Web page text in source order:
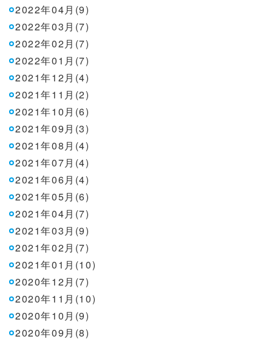
2022年04月(9)
2022年03月(7)
2022年02月(7)
2022年01月(7)
2021年12月(4)
2021年11月(2)
2021年10月(6)
2021年09月(3)
2021年08月(4)
2021年07月(4)
2021年06月(4)
2021年05月(6)
2021年04月(7)
2021年03月(9)
2021年02月(7)
2021年01月(10)
2020年12月(7)
2020年11月(10)
2020年10月(9)
2020年09月(8)